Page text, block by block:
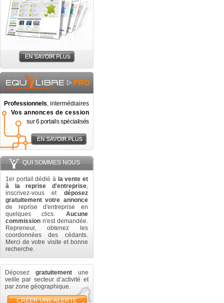
Professionnels, intermédiaires
Vos annonces de cession
sur 6 portails spécialisés
QUI SOMMES NOUS
1er portail dédié à la vente et
à la reprise d'entreprise,
inscrivez-vous et déposez
gratuitement votre annonce
de reprise d'entreprise en
quelques clics. Aucune
commission n'est demandée.
Repreneur, obtenez les
coordonnées des cédants.
Merci de votre visite et bonne
recherche.
Déposez gratuitement une
veille par secteur d’activité et
par zone géographique.
CRÉER UNE ALERTE